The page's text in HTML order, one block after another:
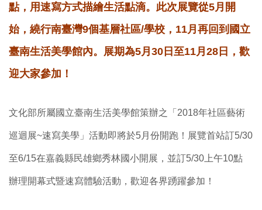
點，用速寫方式描繪生活點滴。此次展覽從5月開
始，繞行南臺灣9個基層社區/學校，11月再回到國立
臺南生活美學館內。展期為5月30日至11月28日，歡
迎大家參加！
文化部所屬國立臺南生活美學館策辦之「2018年社區藝術
巡迴展~速寫美學」活動即將於5月份開跑！展覽首站訂5/30
至6/15在嘉義縣民雄鄉秀林國小開展，並訂5/30上午10點
辦理開幕式暨速寫體驗活動，歡迎各界踴躍參加！